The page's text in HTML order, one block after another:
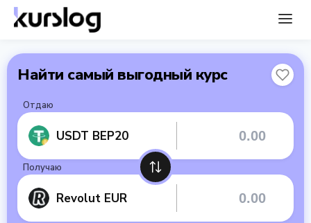
Найти самый выгодный курс
Отдаю
USDT BEP20
Получаю
Revolut EUR